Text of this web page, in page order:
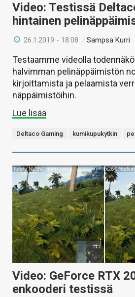
Video: Testissä
hintainen
26.1.2019 - 18:08 /Sampsa Kurri
Testaamme videolla
halvimman pelinäppäimistön
kirjoittamista ja pelaamista
näppäimistöihin.
Lue lisää
Deltaco Gaming kumikupukytkin
Video: GeForce RTX
enkooderi testissä